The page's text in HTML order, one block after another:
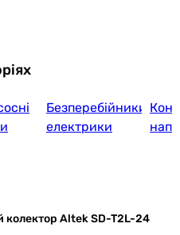
Безперебійники
електрики
колектор Altek SD-T2L-24